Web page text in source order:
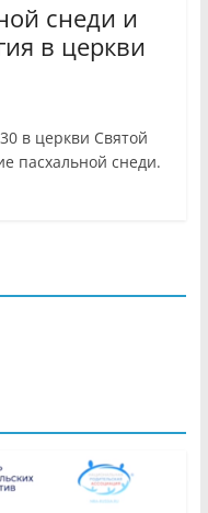
снеди и
в церкви
в церкви Святой
пасхальной снеди.